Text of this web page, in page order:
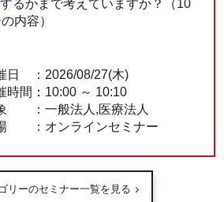
るかまで考えていますか？（10
内容）
日
2026/08/27(木)
時間： 10:00～ 10:10
一般法人,医療法人
オンラインセミナー
リーのセミナー一覧を見る